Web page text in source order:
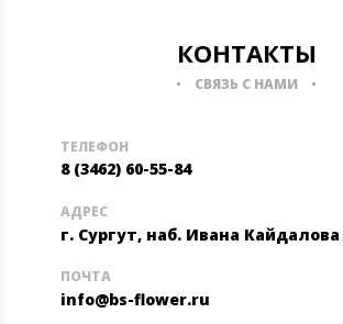
КОНТАКТЫ
СВЯЗЬ С НАМИ
ТЕЛЕФОН
8 (3462) 60-55-84
АДРЕС
г. Сургут, наб. Ивана Кайдалова
ПОЧТА
info@bs-flower.ru